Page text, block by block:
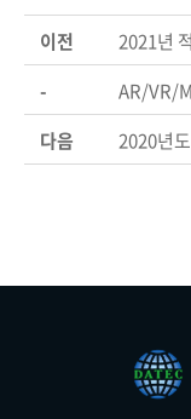
이전
2021년
-
AR/VR/
다음
2020년